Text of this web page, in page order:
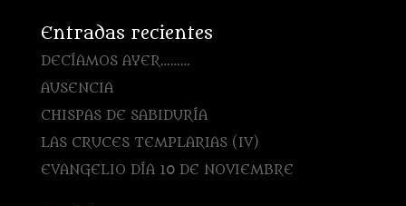
Entradas recientes
DECÍAMOS AYER………
AUSENCIA
CHISPAS DE SABIDURÍA
LAS CRUCES TEMPLARIAS (IV)
EVANGELIO DÍA 10 DE NOVIEMBRE